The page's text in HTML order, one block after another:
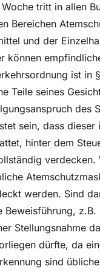
tritt in allen
Bereichen
und der
können
ist in
Teile seines
des
sein, dass
hinter dem
verdecken.
werden. Sind
Beweisführung,
Stellungsnahme
dürfte, da
sind